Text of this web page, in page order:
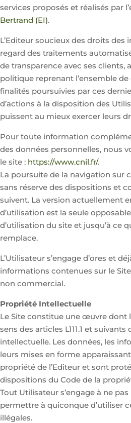
services proposés et réalisés par
Bertrand (EI).
L’Editeur soucieux des droits
regard des traitements
de transparence avec ses clients,
politique reprenant l’ensemble
finalités poursuivies par ces
d’actions à la disposition des
puissent au mieux exercer leurs
Pour toute information
des données personnelles, nous
le site : https://www.cnil.fr/.
La poursuite de la navigation sur
sans réserve des dispositions et
suivent. La version actuellement
d’utilisation est la seule
d’utilisation du site et jusqu’à ce
remplace.
L’Utilisateur s’engage d’ores et
informations contenues sur le
non commercial.
Propriété Intellectuelle
Le Site constitue une œuvre dont
sens des articles L111.1 et
intellectuelle. Les données, les
leurs mises en forme
propriété de l’Editeur et sont
dispositions du Code de la
Tout Utilisateur s’engage à ne
permettre à quiconque d’utiliser
illégales.